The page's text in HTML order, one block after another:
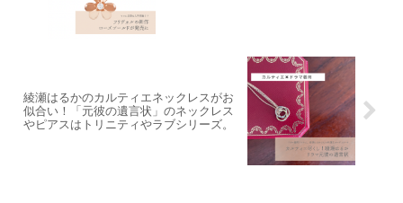
綾瀬はるかのカルティエネックレスがお
似合い！「元彼の遺言状」のネックレス
やピアスはトリニティやラブシリーズ。